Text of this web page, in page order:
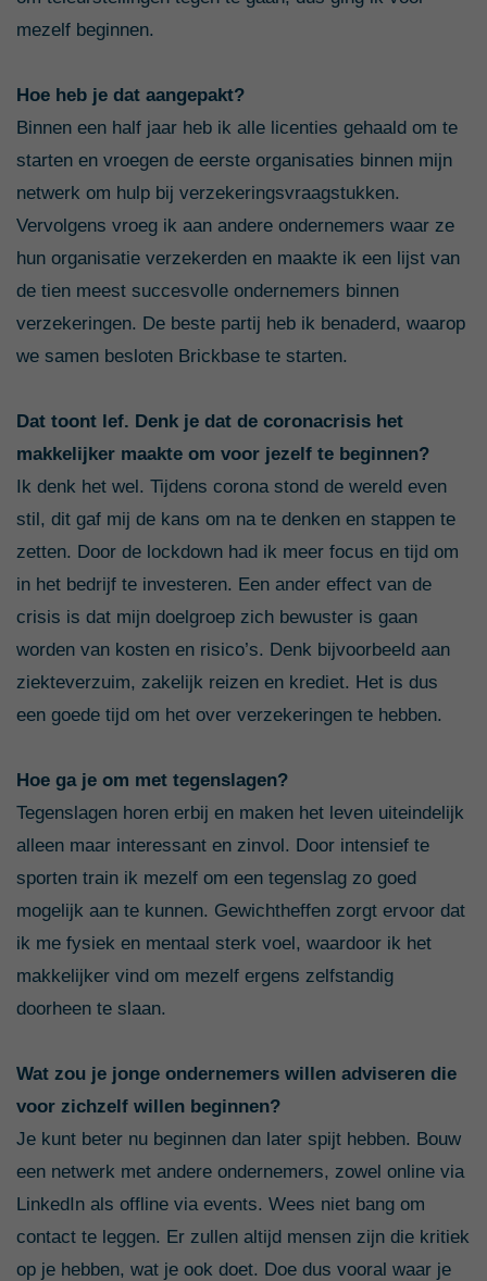
mezelf beginnen.
Hoe heb je dat aangepakt?
Binnen een half jaar heb ik alle licenties gehaald om te
starten en vroegen de eerste organisaties binnen mijn
netwerk om hulp bij verzekeringsvraagstukken.
Vervolgens vroeg ik aan andere ondernemers waar ze
hun organisatie verzekerden en maakte ik een lijst van
de tien meest succesvolle ondernemers binnen
verzekeringen. De beste partij heb ik benaderd, waarop
we samen besloten Brickbase te starten.
Dat toont lef. Denk je dat de coronacrisis het
makkelijker maakte om voor jezelf te beginnen?
Ik denk het wel. Tijdens corona stond de wereld even
stil, dit gaf mij de kans om na te denken en stappen te
zetten. Door de lockdown had ik meer focus en tijd om
in het bedrijf te investeren. Een ander effect van de
crisis is dat mijn doelgroep zich bewuster is gaan
worden van kosten en risico’s. Denk bijvoorbeeld aan
ziekteverzuim, zakelijk reizen en krediet. Het is dus
een goede tijd om het over verzekeringen te hebben.
Hoe ga je om met tegenslagen?
Tegenslagen horen erbij en maken het leven uiteindelijk
alleen maar interessant en zinvol. Door intensief te
sporten train ik mezelf om een tegenslag zo goed
mogelijk aan te kunnen. Gewichtheffen zorgt ervoor dat
ik me fysiek en mentaal sterk voel, waardoor ik het
makkelijker vind om mezelf ergens zelfstandig
doorheen te slaan.
Wat zou je jonge ondernemers willen adviseren die
voor zichzelf willen beginnen?
Je kunt beter nu beginnen dan later spijt hebben. Bouw
een netwerk met andere ondernemers, zowel online via
LinkedIn als offline via events. Wees niet bang om
contact te leggen. Er zullen altijd mensen zijn die kritiek
op je hebben, wat je ook doet. Doe dus vooral waar je